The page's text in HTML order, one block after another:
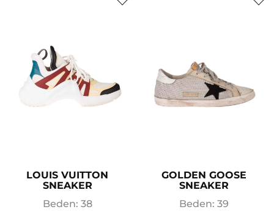
LOUIS VUITTON
SNEAKER
Beden: 38
GOLDEN GOOSE
SNEAKER
Beden: 39